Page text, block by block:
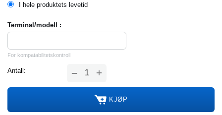
I hele produktets levetid
Terminal/modell :
For kompatabilitetskontroll
Antall: +
−
KJØP